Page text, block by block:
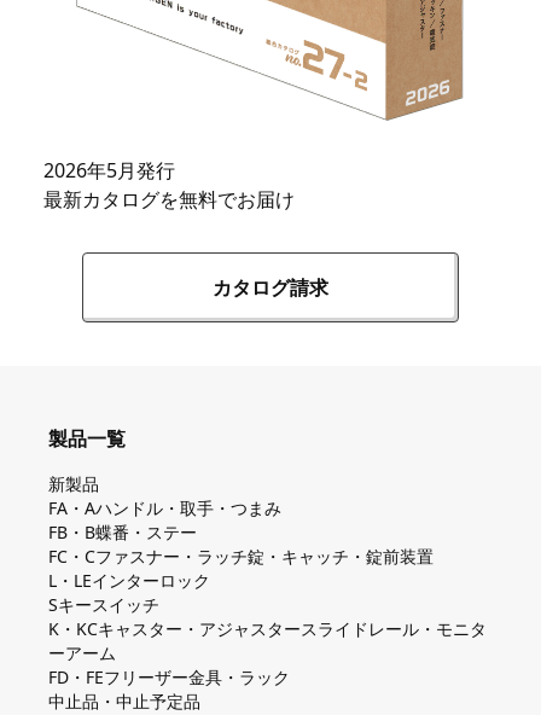
2026年5月発行
最新カタログを無料でお届け
カタログ請求
製品一覧
新製品
FA・Aハンドル・取手・つまみ
FB・B蝶番・ステー
FC・Cファスナー・ラッチ錠・キャッチ・錠前装置
L・LEインターロック
Sキースイッチ
K・KCキャスター・アジャスタースライドレール・モニタ
ーアーム
FD・FEフリーザー金具・ラック
中止品・中止予定品